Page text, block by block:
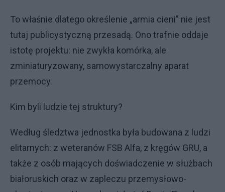
To właśnie dlatego określenie „armia cieni” nie jest
tutaj publicystyczną przesadą. Ono trafnie oddaje
istotę projektu: nie zwykła komórka, ale
zminiaturyzowany, samowystarczalny aparat
przemocy.
Kim byli ludzie tej struktury?
Według śledztwa jednostka była budowana z ludzi
elitarnych: z weteranów FSB Alfa, z kręgów GRU, a
także z osób mających doświadczenie w służbach
białoruskich oraz w zapleczu przemysłowo-